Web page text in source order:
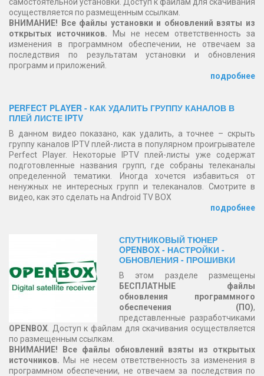
осуществляется по размещенным ссылкам.
ВНИМАНИЕ! Все файлы установки и обновлений взяты из
открытых источников. Мы не несем ответственность за
изменения в программном обеспечении, не отвечаем за
последствия по результатам установки и обновления
программ и приложений.
подробнее
PERFECT PLAYER - КАК УДАЛИТЬ ГРУППУ КАНАЛОВ В
ПЛЕЙ ЛИСТЕ IPTV
В данном видео показано, как удалить, а точнее – скрыть
группу каналов IPTV плей-листа в популярном проигрывателе
Perfect Player. Некоторые IPTV плей-листы уже содержат
подготовленные названия групп, где собраны телеканалы
определенной тематики. Иногда хочется избавиться от
ненужных не интересных групп и телеканалов. Смотрите в
видео, как это сделать на Android TV BOX
подробнее
СПУТНИКОВЫЙ ТЮНЕР
OPENBOX - НАСТРОЙКИ -
ОБНОВЛЕНИЯ - ПРОШИВКИ
В этом разделе размещены
БЕСПЛАТНЫЕ файлы
обновления программного
обеспечения (ПО),
представленные разработчиками
OPENBOX . Доступ к файлам для скачивания осуществляется
по размещенным ссылкам.
ВНИМАНИЕ! Все файлы обновлений взяты из открытых
источников. Мы не несем ответственность за изменения в
программном обеспечении, не отвечаем за последствия по